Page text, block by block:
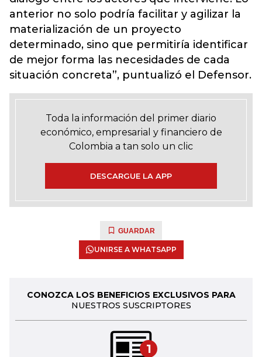
anterior no solo podría facilitar y agilizar la
materialización de un proyecto
determinado, sino que permitiría identificar
de mejor forma las necesidades de cada
situación concreta”, puntualizó el Defensor.
Toda la información del primer diario
económico, empresarial y financiero de
Colombia a tan solo un clic
DESCARGUE LA APP
GUARDAR
UNIRSE A WHATSAPP
CONOZCA LOS BENEFICIOS EXCLUSIVOS PARA
NUESTROS SUSCRIPTORES
1